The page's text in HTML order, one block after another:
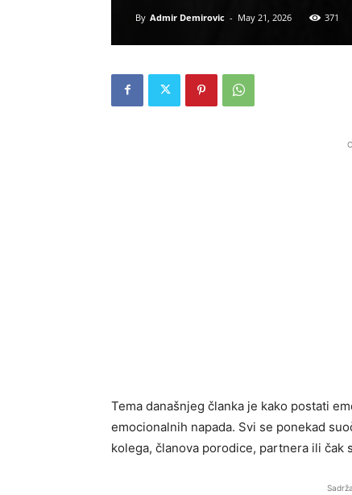
By Admir Demirovic - May 21, 2026 371
Tema današnjeg članka je kako postati
emocionalnih napada. Svi se ponekad
kolega, članova porodice, partnera ili čak